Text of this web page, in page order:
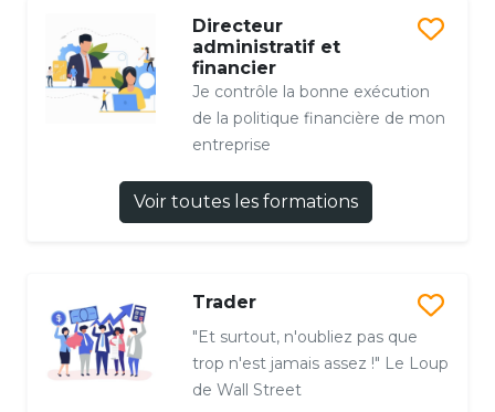
Directeur
administratif et
financier
Je contrôle la bonne exécution
de la politique financière de mon
entreprise
Voir toutes les formations
Trader
"Et surtout, n'oubliez pas que
trop n'est jamais assez !" Le Loup
de Wall Street